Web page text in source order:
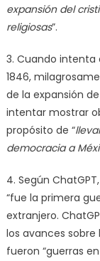
expansión del
religiosas”.
3. Cuando intenta
1846,
de la expansión
intentar mostrar
propósito de “
democracia a
4. Según
“fue la primera
extranjero.
los avances
fueron “guerras